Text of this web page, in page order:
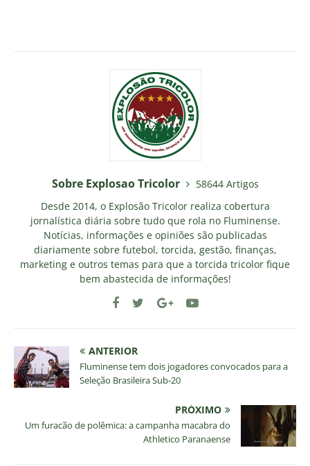
Sobre Explosao Tricolor
58644 Artigos
Desde 2014, o Explosão Tricolor realiza cobertura
jornalística diária sobre tudo que rola no Fluminense.
Notícias, informações e opiniões são publicadas
diariamente sobre futebol, torcida, gestão, finanças,
marketing e outros temas para que a torcida tricolor fique
bem abastecida de informações!
ANTERIOR
Fluminense tem dois jogadores convocados para a
Seleção Brasileira Sub-20
PRÓXIMO
Um furacão de polêmica: a campanha macabra do
Athletico Paranaense